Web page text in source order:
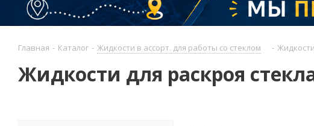
Главная - Каталог - Жидкости в ассорт. для работы со стеклом -
Жидкости для раскроя